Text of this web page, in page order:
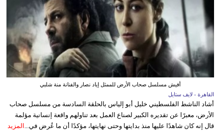
أفيش مسلسل صحاب الأرض للممثل إياد نصار والفنانة منة شلبي
القاهرة - لايف ستايل
أشاد الناشط الفلسطيني خليل أبو إلياس بالحلقة السادسة من مسلسل صحاب
الأرض، معبرًا عن تقديره الكبير لصناع العمل بعد تناولهم واقعة إنسانية مؤلمة
قال إنه كان شاهدًا عليها منذ بدايتها وحتى نهايتها، مؤكدًا أن ما عُرض في... المزيد